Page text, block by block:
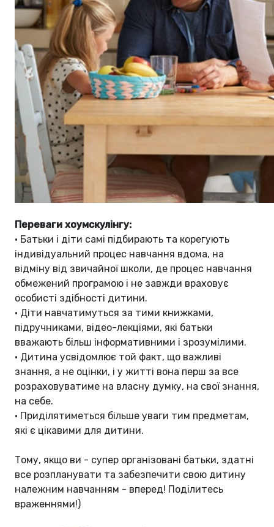
Переваги хоумскулінгу:
• Батьки і діти самі підбирають та корегують
індивідуальний процес навчання вдома, на
відміну від звичайної школи, де процес навчання
обмежений програмою і не завжди враховує
особисті здібності дитини.
• Діти навчатимуться за тими книжками,
підручниками, відео-лекціями, які батьки
вважають більш інформативними і зрозумілими.
• Дитина усвідомлює той факт, що важливі
знання, а не оцінки, і у житті вона перш за все
розраховуватиме на власну думку, на свої знання,
на себе.
• Приділятиметься більше уваги тим предметам,
які є цікавими для дитини.
Тому, якщо ви - супер організовані батьки, здатні
все розпланувати та забезпечити свою дитину
належним навчанням - вперед! Поділитесь
враженнями!)